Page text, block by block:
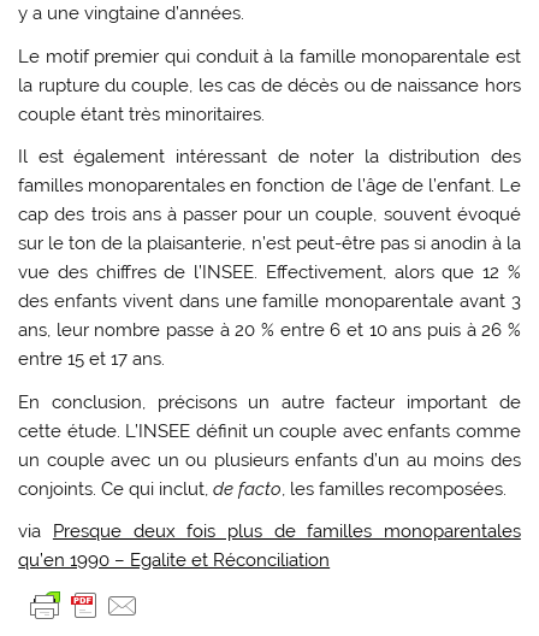
y a une vingtaine d’années.
Le motif premier qui conduit à la famille monoparentale est
la rupture du couple, les cas de décès ou de naissance hors
couple étant très minoritaires.
Il est également intéressant de noter la distribution des
familles monoparentales en fonction de l’âge de l’enfant. Le
cap des trois ans à passer pour un couple, souvent évoqué
sur le ton de la plaisanterie, n’est peut-être pas si anodin à la
vue des chiffres de l’INSEE. Effectivement, alors que 12 %
des enfants vivent dans une famille monoparentale avant 3
ans, leur nombre passe à 20 % entre 6 et 10 ans puis à 26 %
entre 15 et 17 ans.
En conclusion, précisons un autre facteur important de
cette étude. L’INSEE définit un couple avec enfants comme
un couple avec un ou plusieurs enfants d’un au moins des
conjoints. Ce qui inclut,de facto , les familles recomposées.
via Presque deux fois plus de familles monoparentales
qu’en 1990 – Egalite et Réconciliation